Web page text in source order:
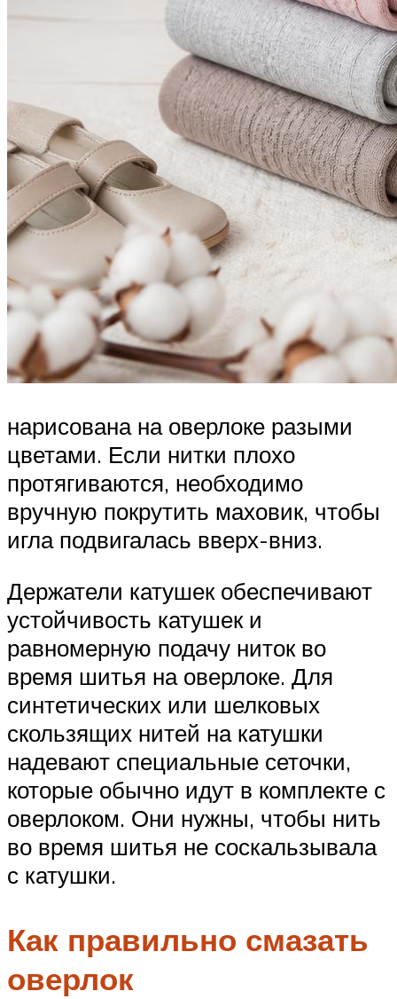
нарисована на оверлоке разыми
цветами. Если нитки плохо
протягиваются, необходимо
вручную покрутить маховик, чтобы
игла подвигалась вверх-вниз.
Держатели катушек обеспечивают
устойчивость катушек и
равномерную подачу ниток во
время шитья на оверлоке. Для
синтетических или шелковых
скользящих нитей на катушки
надевают специальные сеточки,
которые обычно идут в комплекте с
оверлоком. Они нужны, чтобы нить
во время шитья не соскальзывала
с катушки.
Как правильно смазать
оверлок